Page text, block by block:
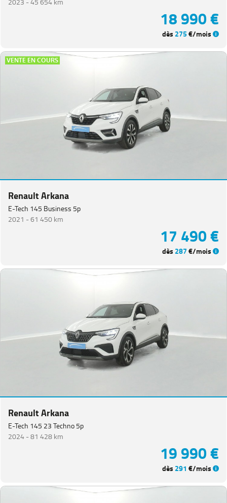
18 990 €
dès 275€/mois
VENTE EN COURS
Renault Arkana
E-Tech 145 Business 5p
2021 -61 450 km
17 490 €
dès 287€/mois
Renault Arkana
E-Tech 145 23 Techno 5p
2024 -81 428 km
19 990 €
dès 291 €/mois